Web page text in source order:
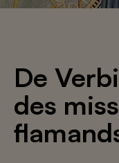
De
des